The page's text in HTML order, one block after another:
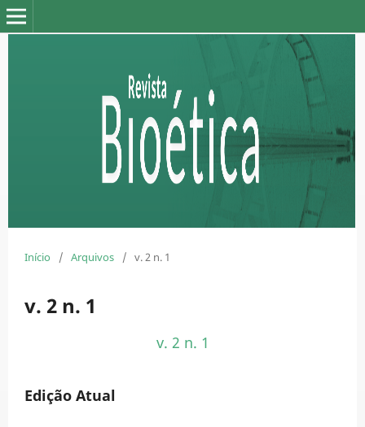
Início / Arquivos / v. 2 n. 1
v. 2 n. 1
v. 2 n. 1
Edição Atual